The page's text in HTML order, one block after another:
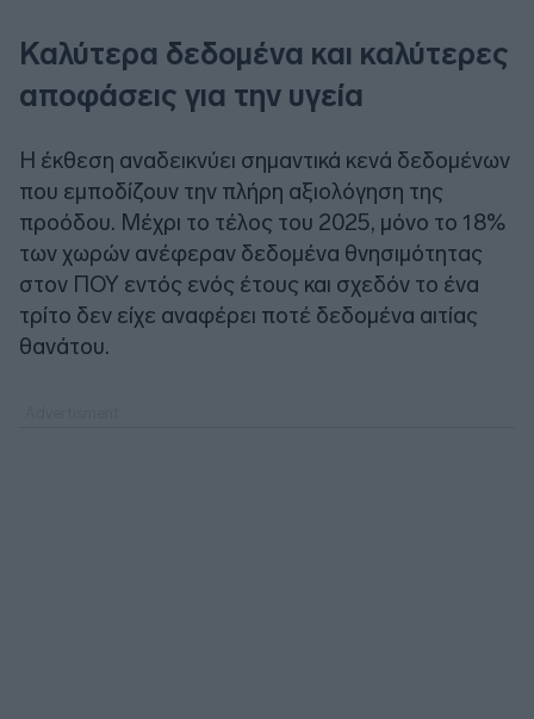
Καλύτερα δεδομένα και καλύτερες
αποφάσεις για την υγεία
Η έκθεση αναδεικνύει σημαντικά κενά δεδομένων
που εμποδίζουν την πλήρη αξιολόγηση της
προόδου. Μέχρι το τέλος του 2025, μόνο το 18%
των χωρών ανέφεραν δεδομένα θνησιμότητας
στον ΠΟΥ εντός ενός έτους και σχεδόν το ένα
τρίτο δεν είχε αναφέρει ποτέ δεδομένα αιτίας
θανάτου.